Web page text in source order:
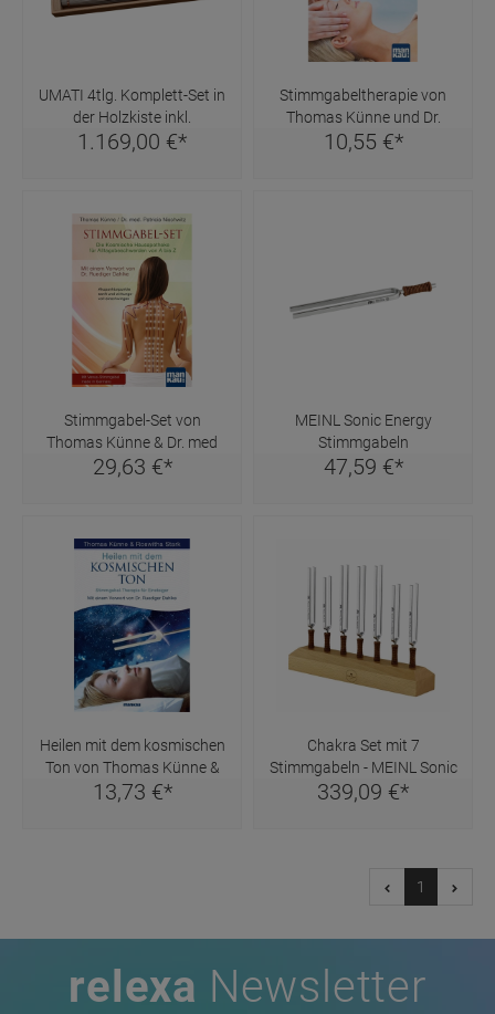
UMATI 4tlg. Komplett-Set in
der Holzkiste inkl.
Richtwerkzeug
1.169,00 €*
Stimmgabeltherapie von
Thomas Künne und Dr.
Patricia Nischwitz
10,55 €*
Stimmgabel-Set von
Thomas Künne & Dr. med
Patricia Nischwitz
29,63 €*
MEINL Sonic Energy
Stimmgabeln
47,59 €*
Heilen mit dem kosmischen
Ton von Thomas Künne &
Roswitha Stark
13,73 €*
Chakra Set mit 7
Stimmgabeln - MEINL Sonic
Energy
339,09 €*
1
relexa Newsletter